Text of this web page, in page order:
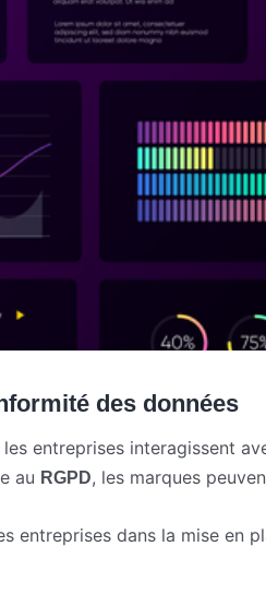
des données
entreprises interagissent
au RGPD, les marques
entreprises dans la mise en